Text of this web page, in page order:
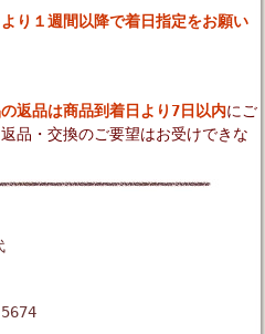
り１週間以降で着日指定をお願い
返品は商品到着日より7日以内にご
品・交換のご要望はお受けできな